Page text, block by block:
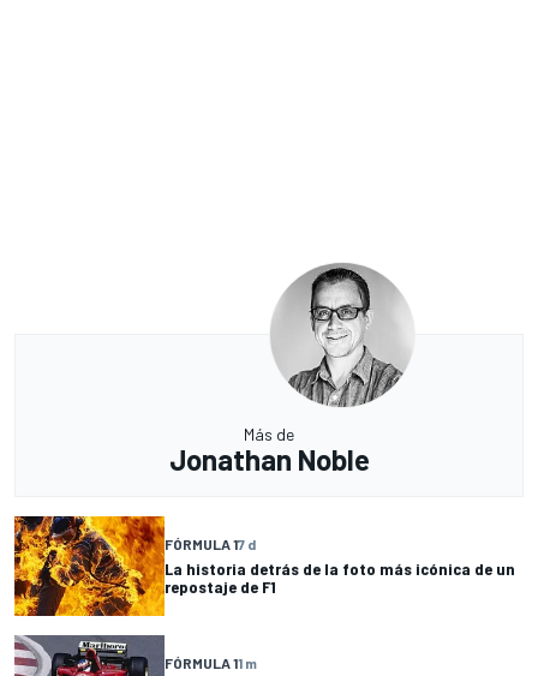
Más de
Jonathan Noble
FÓRMULA 17 d
La historia detrás de la foto más icónica de un
repostaje de F1
FÓRMULA 11 m